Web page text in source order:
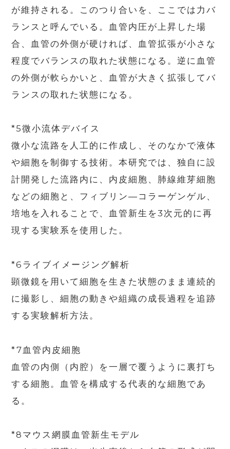
が維持される。このつり合いを、ここでは力バ
ランスと呼んでいる。血管内圧が上昇した場
合、血管の外側が硬ければ、血管拡張が小さな
程度でバランスの取れた状態になる。逆に血管
の外側が軟らかいと、血管が大きく拡張してバ
ランスの取れた状態になる。
*5微小流体デバイス
微小な流路を人工的に作成し、そのなかで液体
や細胞を制御する技術。本研究では、独自に設
計開発した流路内に、内皮細胞、肺線維芽細胞
などの細胞と、フィブリン―コラーゲンゲル、
培地を入れることで、血管新生を3次元的に再
現する実験系を使用した。
*6ライブイメージング解析
顕微鏡を用いて細胞を生きた状態のまま連続的
に撮影し、細胞の動きや組織の成長過程を追跡
する実験解析方法。
*7血管内皮細胞
血管の内側（内腔）を一層で覆うように裏打ち
する細胞。血管を構成する代表的な細胞であ
る。
*8マウス網膜血管新生モデル